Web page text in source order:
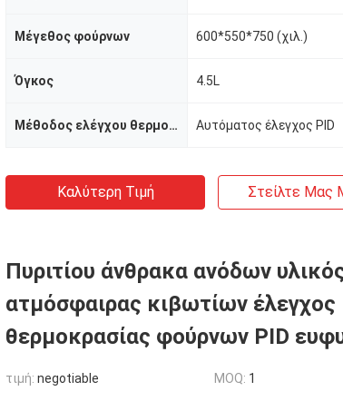
Μέγεθος φούρνων 600*550*750 (χιλ.)
Όγκος 4.5L
Μέθοδος ελέγχου θερμοκρασίας Αυτόματος έλεγχος PID
Καλύτερη Τιμή Στείλτε Μας
Πυριτίου άνθρακα ανόδων
ατμόσφαιρας κιβωτίων έλεγχος
θερμοκρασίας φούρνων PID
τιμή: negotiable MOQ: 1